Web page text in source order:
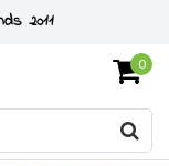
2011
0